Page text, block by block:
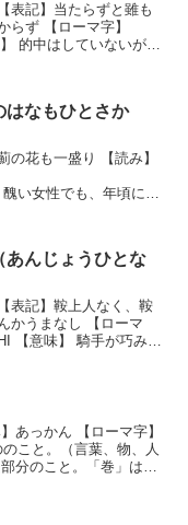
らず 【ローマ字】
はなもひとさか
あんじょうひとな
かうまなし 【ローマ